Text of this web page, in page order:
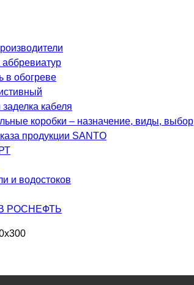
в обогреве
кабеля
коробки – назначение, виды, выбор
продукции SANTO
и водостоков
РОСНЕФТЬ